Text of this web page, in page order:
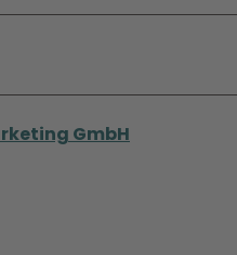
GmbH